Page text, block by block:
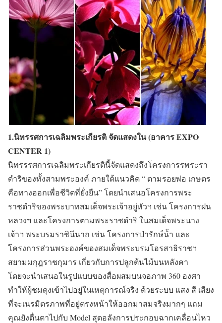
1.นิทรรศการเฉลิมพระเกียรติ จัดแสดงใน (อาคาร EXPO
CENTER 1)
นิทรรรศการเฉลิมพระเกียรตินี้จัดแสดงถึงโครงการรพระรา
ดำริของทั้งสามพระองค์ ภายใต้แนวคิด “ ตามรอยพ่อ เกษตร
คือทางออกเพื่อชีวิตที่ยั่งยืน” โดยนำเสนอโครงการพระ
ราชดำริของพระบาทสมเด็จพระเจ้าอยู่หัวฯ เช่น โครงการฝน
หลวงฯ และโครงการตามพระราชดำริ ในสมเด็จพระนาง
เจ้าฯ พระบรมราชินีนาถ เช่น โครงการป่ารักษ์น้ำ และ
โครงการส่วนพระองค์ของสมเด็จพระบรมโอรสาธิราชฯ
สยามมกุฎราชกุมาร เกี่ยวกับการปลูกต้นไม้บนหลังคา
โดยจะนำเสนอในรูปแบบของสื่อผสมบนจอภาพ 360 องศา
ทำให้ผู้ชมดุงเข้าไปอยู่ในเหตุการณ์จริง ด้วยระบบ แสง สี เสียง
ที่จะเนรมิตรภาพที่อยู่ตรงหน้าให้ออกมาสมจริงมากๆ แถม
คุณยังตื่นตาไปกับ Model สุดอลังการประกอบฉากเคลื่อนไหว